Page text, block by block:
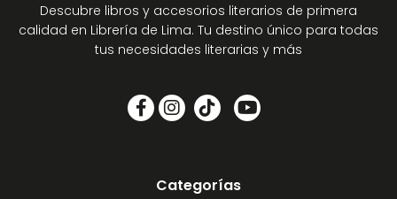
Descubre libros y accesorios literarios de primera
calidad en Librería de Lima. Tu destino único para todas
tus necesidades literarias y más
Categorías